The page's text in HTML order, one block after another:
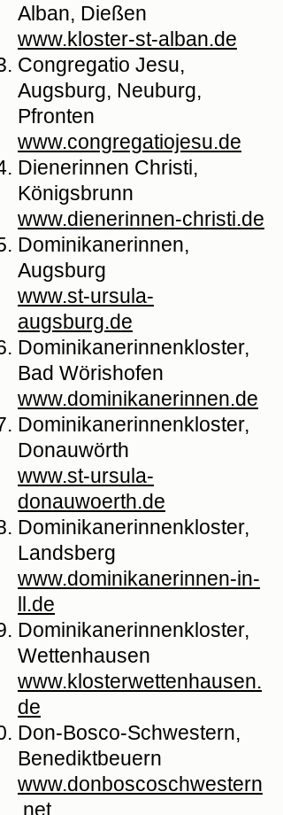
Alban, Dießen
www.kloster-st-alban.de
Congregatio Jesu,
Augsburg, Neuburg,
Pfronten
www.congregatiojesu.de
Dienerinnen Christi,
Königsbrunn
www.dienerinnen-christi.de
Dominikanerinnen,
Augsburg
www.st-ursula-
augsburg.de
Dominikanerinnenkloster,
Bad Wörishofen
www.dominikanerinnen.de
Dominikanerinnenkloster,
Donauwörth
www.st-ursula-
donauwoerth.de
Dominikanerinnenkloster,
Landsberg
www.dominikanerinnen-in-
ll.de
Dominikanerinnenkloster,
Wettenhausen
www.klosterwettenhausen.
de
Don-Bosco-Schwestern,
Benediktbeuern
www.donboscoschwestern
.net